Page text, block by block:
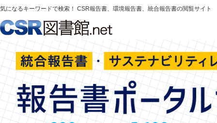
気になるキーワードで検索！ CSR報告書、環境報告書、統合報告書の閲覧サイト